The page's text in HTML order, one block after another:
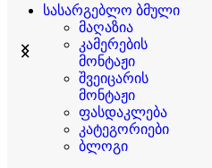
სასარგებლო ბმული
მაღაზია
კამერების
მონტაჟი
შვეიცარის
მონტაჟი
ფასდაკლება
კატეგორიები
ბლოგი